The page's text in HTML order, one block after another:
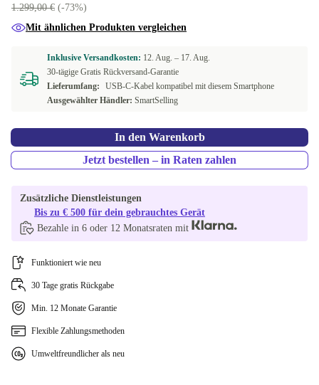
1.299,00 € (-73%)
Mit ähnlichen Produkten vergleichen
Inklusive Versandkosten: 12. Aug. – 17. Aug.
30-tägige Gratis Rückversand-Garantie
Lieferumfang:
USB-C-Kabel kompatibel mit diesem Smartphone
Ausgewählter Händler: SmartSelling
In den Warenkorb
Jetzt bestellen – in Raten zahlen
Zusätzliche Dienstleistungen
Bis zu € 500 für dein gebrauchtes Gerät
Bezahle in 6 oder 12 Monatsraten mit
Funktioniert wie neu
30 Tage gratis Rückgabe
Min. 12 Monate Garantie
Flexible Zahlungsmethoden
Umweltfreundlicher als neu